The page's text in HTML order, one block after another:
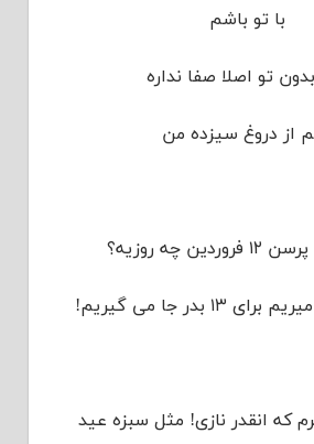
با تو باشم
تو اصلا صفا نداره
از دروغ سیزده من
چه روزیه؟
بدر جا می گیریم!
که انقدر نازی! مثل سبزه عید